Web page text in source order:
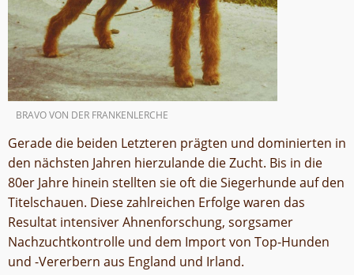
BRAVO VON DER FRANKENLERCHE
Gerade die beiden Letzteren prägten und dominierten in
den nächsten Jahren hierzulande die Zucht. Bis in die
80er Jahre hinein stellten sie oft die Siegerhunde auf den
Titelschauen. Diese zahlreichen Erfolge waren das
Resultat intensiver Ahnenforschung, sorgsamer
Nachzuchtkontrolle und dem Import von Top-Hunden
und -Vererbern aus England und Irland.